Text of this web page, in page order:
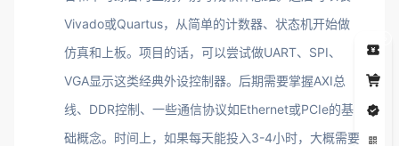
Vivado或Quartus，从简单的计数器、状态机开始做
仿真和上板。项目的话，可以尝试做UART、SPI、
VGA显示这类经典外设控制器。后期需要掌握AXI总
线、DDR控制、一些通信协议如Ethernet或PCIe的基
础概念。时间上，如果每天能投入3-4小时，大概需要